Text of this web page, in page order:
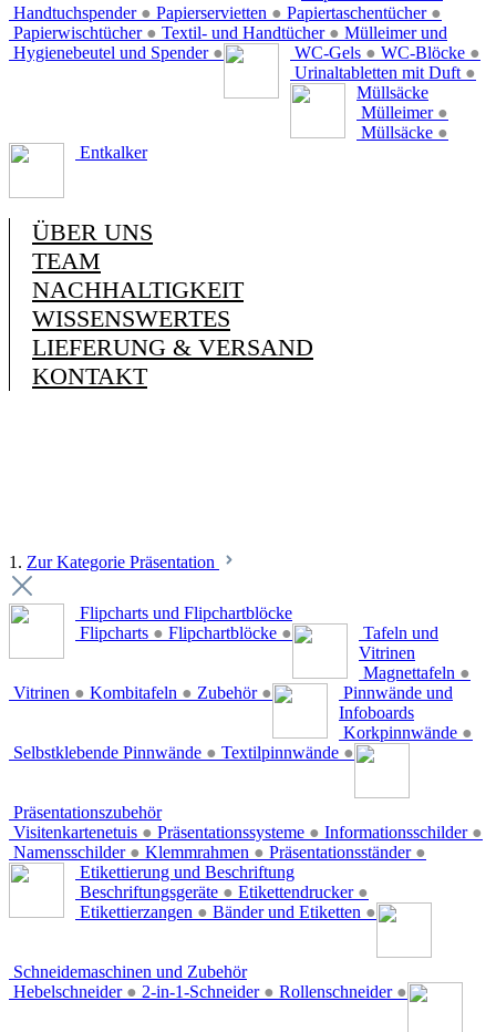
Handtuchspender ● Papierservietten ● Papiertaschentücher ●
Papierwischtücher ● Textil- und Handtücher ●
Hygienebeutel und Spender ● WC-Gels ● WC-Blöcke ●
Urinaltabletten mit Duft ●
Mülleimer und
Müllsäcke
Mülleimer ●
Müllsäcke ●
Entkalker
ÜBER UNS
TEAM
NACHHALTIGKEIT
WISSENSWERTES
LIEFERUNG & VERSAND
KONTAKT
1. Zur Kategorie Präsentation
Flipcharts und Flipchartblöcke
Flipcharts ● Flipchartblöcke ●
Tafeln und
Vitrinen
Magnettafeln ●
Vitrinen ● Kombitafeln ● Zubehör ●
Pinnwände und
Infoboards
Korkpinnwände ●
Selbstklebende Pinnwände ● Textilpinnwände ●
Präsentationszubehör
Visitenkartenetuis ● Präsentationssysteme ● Informationsschilder ●
Namensschilder ● Klemmrahmen ● Präsentationsständer ●
Etikettierung und Beschriftung
Beschriftungsgeräte ● Etikettendrucker ●
Etikettierzangen ● Bänder und Etiketten ●
Schneidemaschinen und Zubehör
Hebelschneider ● 2-in-1-Schneider ● Rollenschneider ●